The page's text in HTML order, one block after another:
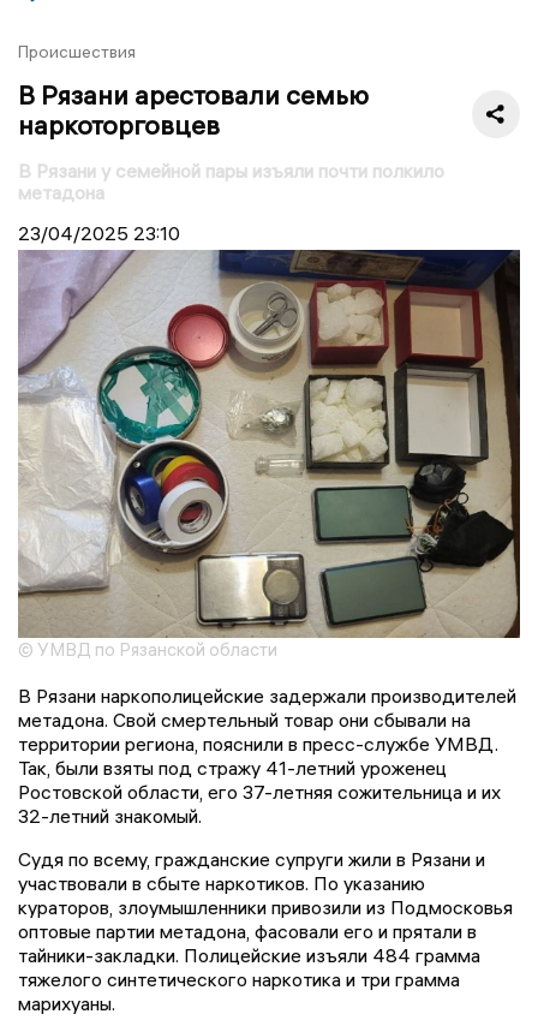
Происшествия
В Рязани арестовали семью
наркоторговцев
В Рязани у семейной пары изъяли почти полкило
метадона
23/04/2025 23:10
© УМВД по Рязанской области
В Рязани наркополицейские задержали производителей
метадона. Свой смертельный товар они сбывали на
территории региона, пояснили в пресс-службе УМВД.
Так, были взяты под стражу 41-летний уроженец
Ростовской области, его 37-летняя сожительница и их
32-летний знакомый.
Судя по всему, гражданские супруги жили в Рязани и
участвовали в сбыте наркотиков. По указанию
кураторов, злоумышленники привозили из Подмосковья
оптовые партии метадона, фасовали его и прятали в
тайники-закладки. Полицейские изъяли 484 грамма
тяжелого синтетического наркотика и три грамма
марихуаны.